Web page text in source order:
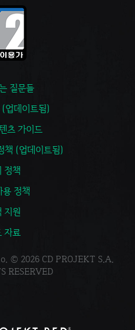
질문들
업데이트됨)
츠 가이드
책 (업데이트됨)
정책
용 정책
지원
자료
© 2026 CD PROJEKT S.A.
RESERVED